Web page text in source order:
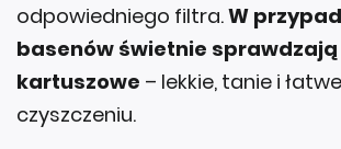
odpowiedniego filtra.W
basenów świetnie
kartuszowe – lekkie, tanie i
czyszczeniu.